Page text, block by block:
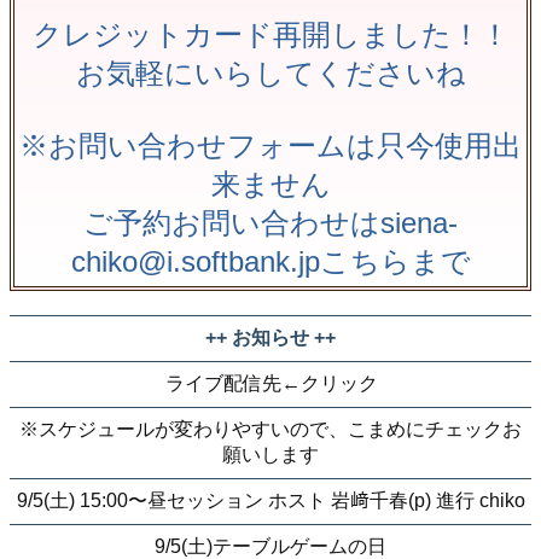
クレジットカード再開しました！！
お気軽にいらしてくださいね
※お問い合わせフォームは只今使用出
来ません
ご予約お問い合わせはsiena-
chiko@i.softbank.jpこちらまで
++ お知らせ ++
ライブ配信先←クリック
※スケジュールが変わりやすいので、こまめにチェックお
願いします
9/5(土) 15:00〜昼セッション ホスト 岩﨑千春(p) 進行 chiko
9/5(土)テーブルゲームの日